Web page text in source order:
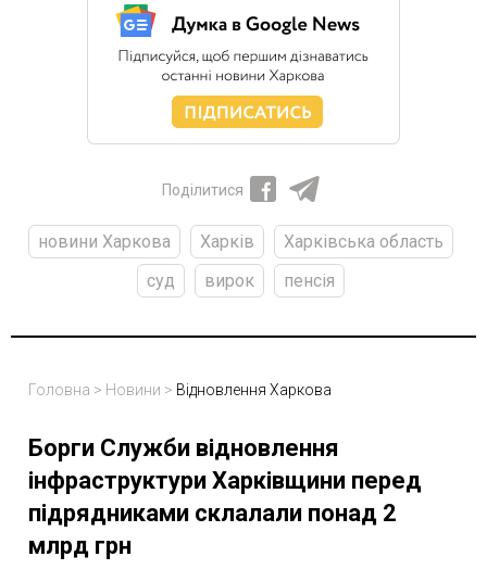
Поділитися
новини Харкова Харків
Харківська область
суд
вирок пенсія
Головна > Новини > Відновлення Харкова
Борги Служби відновлення
інфраструктури Харківщини перед
підрядниками склалали понад 2
млрд грн